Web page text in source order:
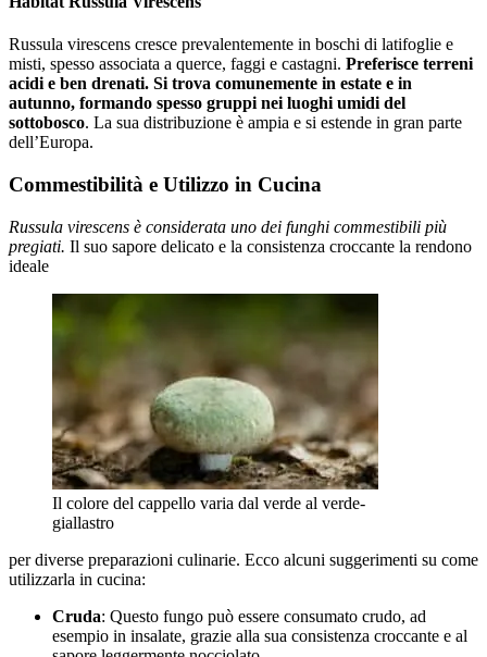
Russula virescens cresce prevalentemente in boschi di latifoglie e
misti, spesso associata a querce, faggi e castagni. Preferisce terreni
acidi e ben drenati. Si trova comunemente in estate e in
autunno, formando spesso gruppi nei luoghi umidi del
sottobosco. La sua distribuzione è ampia e si estende in gran parte
dell’Europa.
Commestibilità e Utilizzo in Cucina
Russula virescens è considerata uno dei funghi commestibili più
pregiati. Il suo sapore delicato e la consistenza croccante la rendono
ideale
Il colore del cappello varia dal verde al verde-
giallastro
per diverse preparazioni culinarie. Ecco alcuni suggerimenti su come
utilizzarla in cucina:
Cruda: Questo fungo può essere consumato crudo, ad
esempio in insalate, grazie alla sua consistenza croccante e al